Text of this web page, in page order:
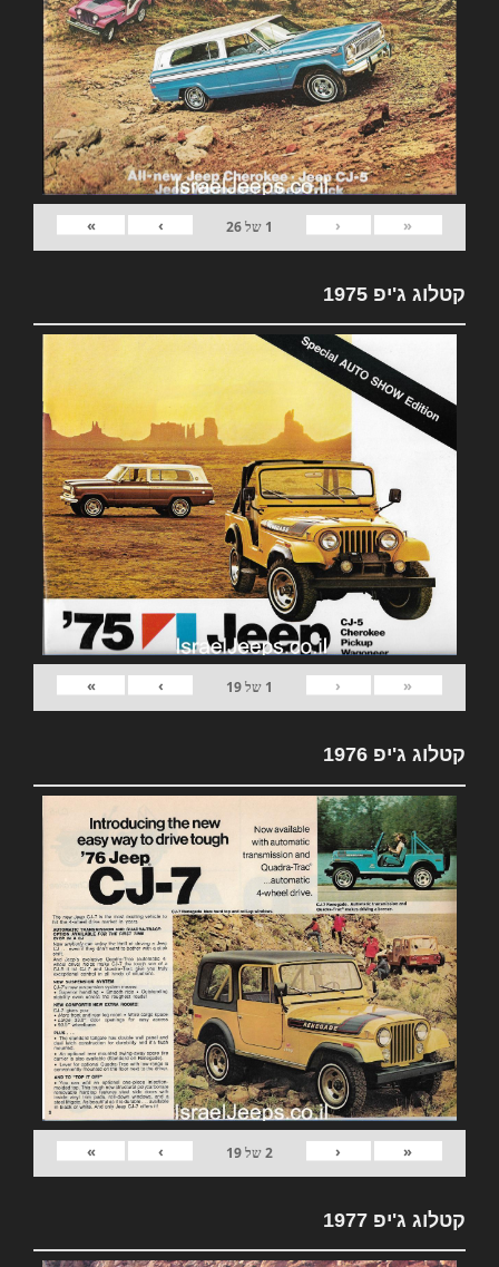
«
‹
1 של26
›
»
קטלוג ג'יפ 1975
«
‹
1 של19
›
»
קטלוג ג'יפ 1976
«
‹
2של19
›
»
קטלוג ג'יפ 1977